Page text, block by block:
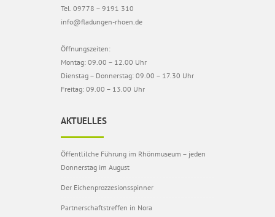
Tel. 09778 – 9191 310
info@fladungen-rhoen.de
Öffnungszeiten:
Montag: 09.00 – 12.00 Uhr
Dienstag – Donnerstag: 09.00 – 17.30 Uhr
Freitag: 09.00 – 13.00 Uhr
AKTUELLES
Öffentlilche Führung im Rhönmuseum – jeden
Donnerstag im August
Der Eichenprozzesionsspinner
Partnerschaftstreffen in Nora